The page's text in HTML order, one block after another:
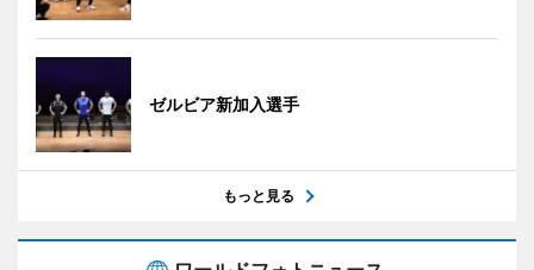
ゼルビア新加入選手
もっと見る